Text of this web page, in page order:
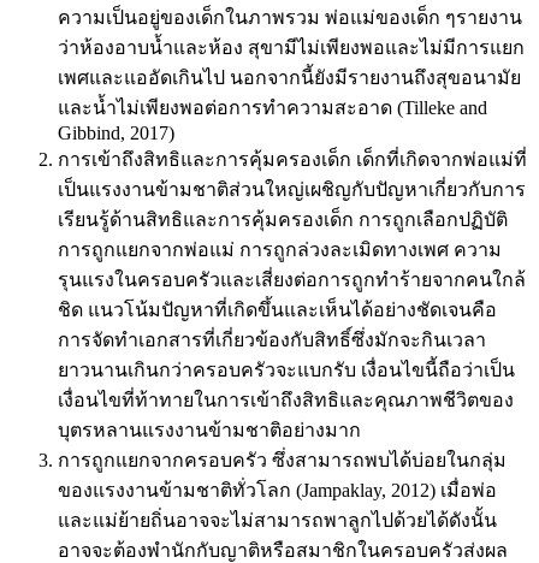
ความเป็นอยู่ของเด็กในภาพรวม พ่อแม่ของเด็ก ๆรายงาน
ว่าห้องอาบน้ำและห้อง สุขามีไม่เพียงพอและไม่มีการแยก
เพศและแออัดเกินไป นอกจากนี้ยังมีรายงานถึงสุขอนามัย
และน้ำไม่เพียงพอต่อการทําความสะอาด (Tilleke and
Gibbind, 2017)
การเข้าถึงสิทธิและการคุ้มครองเด็ก เด็กที่เกิดจากพ่อแม่ที่
เป็นแรงงานข้ามชาติส่วนใหญ่เผชิญกับปัญหาเกี่ยวกับการ
เรียนรู้ด้านสิทธิและการคุ้มครองเด็ก การถูกเลือกปฏิบัติ
การถูกแยกจากพ่อแม่ การถูกล่วงละเมิดทางเพศ ความ
รุนแรงในครอบครัวและเสี่ยงต่อการถูกทำร้ายจากคนใกล้
ชิด แนวโน้มปัญหาที่เกิดขึ้นและเห็นได้อย่างชัดเจนคือ
การจัดทำเอกสารที่เกี่ยวข้องกับสิทธิ์ซึ่งมักจะกินเวลา
ยาวนานเกินกว่าครอบครัวจะแบกรับ เงื่อนไขนี้ถือว่าเป็น
เงื่อนไขที่ท้าทายในการเข้าถึงสิทธิและคุณภาพชีวิตของ
บุตรหลานแรงงานข้ามชาติอย่างมาก
การถูกแยกจากครอบครัว ซึ่งสามารถพบได้บ่อยในกลุ่ม
ของแรงงานข้ามชาติทั่วโลก (Jampaklay, 2012) เมื่อพ่อ
และแม่ย้ายถิ่นอาจจะไม่สามารถพาลูกไปด้วยได้ดังนั้น
อาจจะต้องพำนักกับญาติหรือสมาชิกในครอบครัวส่งผล